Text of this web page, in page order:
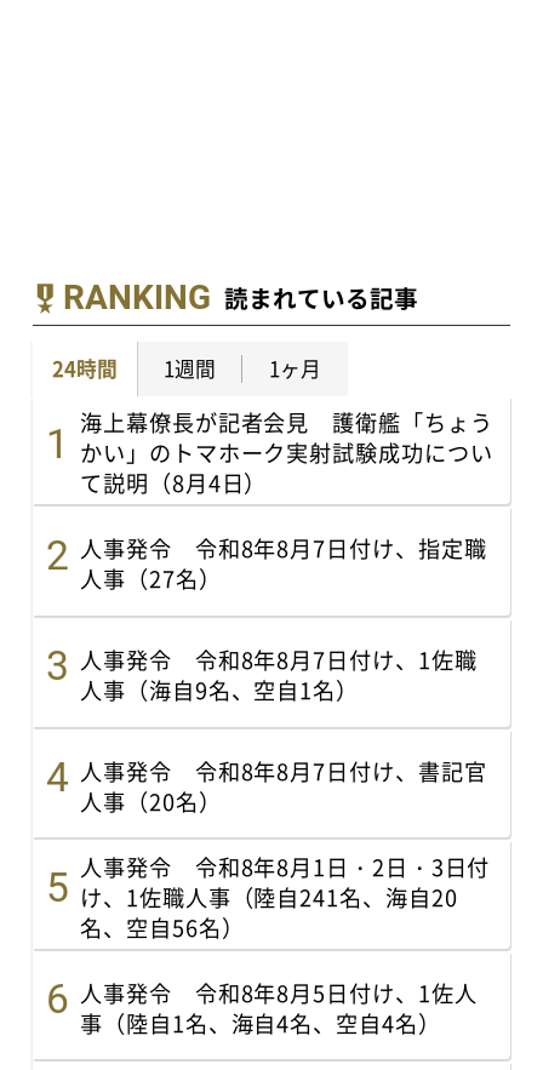
RANKING 読まれている記事
24時間 1週間 1ヶ月
海上幕僚長が記者会見 護衛艦「ちょう
かい」のトマホーク実射試験成功につい
て説明（8月4日）
人事発令 令和8年8月7日付け、指定職
人事（27名）
人事発令 令和8年8月7日付け、1佐職
人事（海自9名、空自1名）
人事発令 令和8年8月7日付け、書記官
人事（20名）
人事発令 令和8年8月1日・2日・3日付
け、1佐職人事（陸自241名、海自20
名、空自56名）
人事発令 令和8年8月5日付け、1佐人
事（陸自1名、海自4名、空自4名）